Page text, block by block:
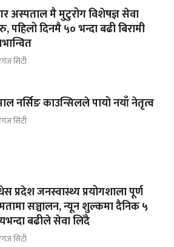
अस्पताल मै मुटुरोग विशेषज्ञ सेवा
पहिलो दिनमै ५० भन्दा बढी बिरामी
सिटी
नर्सिङ काउन्सिलले पायो नयाँ नेतृत्व
सिटी
प्रदेश जनस्वास्थ्य प्रयोगशाला पूर्ण
सञ्चालन, न्यून शुल्कमा दैनिक ५
बढीले सेवा लिँदै
सिटी